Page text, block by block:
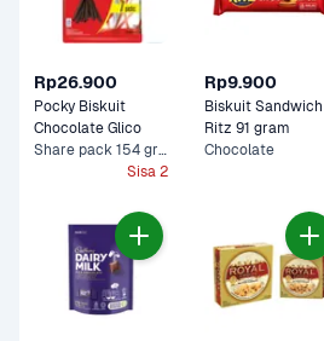
Rp26.900
Pocky Biskuit
Share pack 154 gram
Sisa 2
Rp9.900
Biskuit Sandwich
Ritz 91 gram
Chocolate